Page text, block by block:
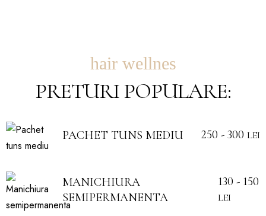
hair wellnes
PRETURI POPULARE:
PACHET TUNS MEDIU 250 - 300 LEI
MANICHIURA
SEMIPERMANENTA
130 - 150
LEI